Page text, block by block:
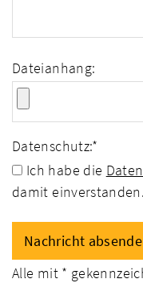
Dateianhang:
Datenschutz:*
Ich habe die
damit einverstanden.
Alle mit *